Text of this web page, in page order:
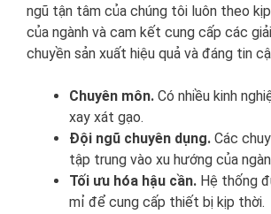
ngũ tận tâm của chúng tôi luôn theo
của ngành và cam kết cung cấp các
chuyền sản xuất hiệu quả và đáng tin
Chuyên môn. Có nhiều kinh
xay xát gạo.
Đội ngũ chuyên dụng. Các
tập trung vào xu hướng của
Tối ưu hóa hậu cần. Hệ thống
mỉ để cung cấp thiết bị kịp thời.